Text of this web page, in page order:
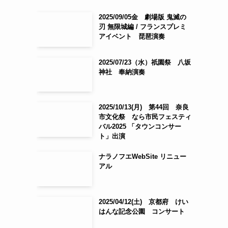
2025/09/05金 劇場版 鬼滅の
刃 無限城編 / フランスプレミ
アイベント 琵琶演奏
2025/07/23（水）祇園祭 八坂
神社 奉納演奏
2025/10/13(月) 第44回 奈良
市文化祭 なら市民フェスティ
バル2025 「タウンコンサー
ト」出演
ナラノフエWebSite リニュー
アル
2025/04/12(土) 京都府 けい
はんな記念公園 コンサート